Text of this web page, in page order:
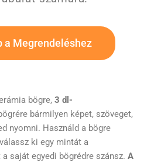
a Megrendeléshez
bögre,3 dl-
bármilyen képet, szöveget,
nyomni. Használd a bögre
ki egy mintát a
saját egyedi bögrédre szánsz.A